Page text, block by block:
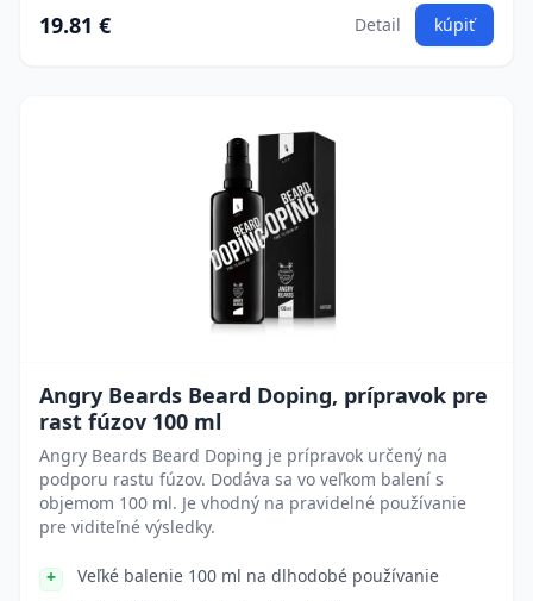
19.81 € Detail kúpiť
Angry Beards Beard Doping, prípravok pre
rast fúzov 100 ml
Angry Beards Beard Doping je prípravok určený na
podporu rastu fúzov. Dodáva sa vo veľkom balení s
objemom 100 ml. Je vhodný na pravidelné používanie
pre viditeľné výsledky.
Veľké balenie 100 ml na dlhodobé používanie